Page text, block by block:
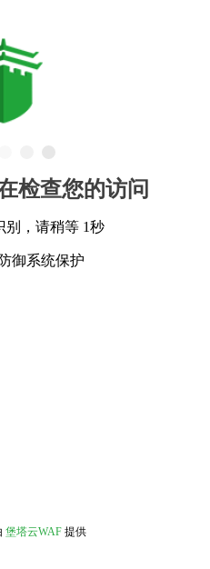
检查您的访问
别，请稍等 1秒
御系统保护
堡塔云WAF 提供